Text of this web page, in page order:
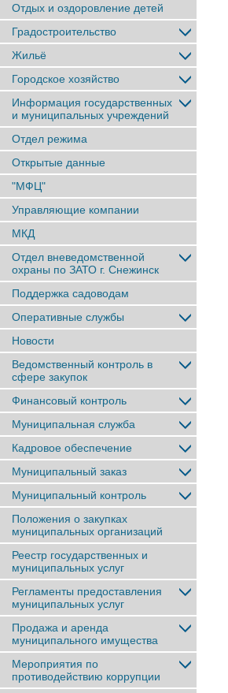
Отдых и оздоровление детей
Градостроительство
Жильё
Городское хозяйство
Информация государственных
и муниципальных учреждений
Отдел режима
Открытые данные
"МФЦ"
Управляющие компании
МКД
Отдел вневедомственной
охраны по ЗАТО г. Снежинск
Поддержка садоводам
Оперативные службы
Новости
Ведомственный контроль в
сфере закупок
Финансовый контроль
Муниципальная служба
Кадровое обеспечение
Муниципальный заказ
Муниципальный контроль
Положения о закупках
муниципальных организаций
Реестр государственных и
муниципальных услуг
Регламенты предоставления
муниципальных услуг
Продажа и аренда
муниципального имущества
Мероприятия по
противодействию коррупции